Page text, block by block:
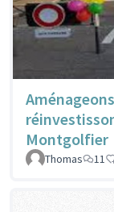
Montgolfier
Thomas 11